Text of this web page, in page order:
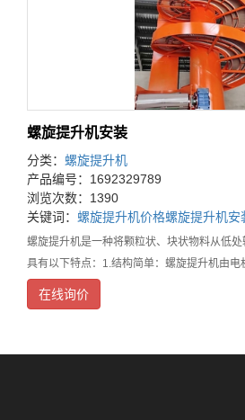
螺旋提升机安装
分类： 螺旋提升机
产品编号：1692329789
浏览次数：1390
关键词： 螺旋提升机价格螺旋提升机安
螺旋提升机是一种将颗粒状、块状物料从低
具有以下特点：1.结构简单：螺旋提升机由
旋叶片将物料向上输送，结构简单、易于安装
升机的结构紧凑，体积相对较小，能够在有限
在线询价